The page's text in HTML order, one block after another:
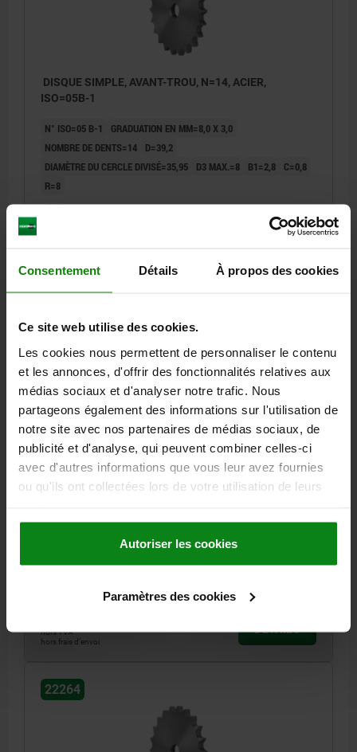
Consentement Détails À propos des cookies
Ce site web utilise des cookies.
Les cookies nous permettent de personnaliser le contenu
et les annonces, d'offrir des fonctionnalités relatives aux
médias sociaux et d'analyser notre trafic. Nous
partageons également des informations sur l'utilisation de
notre site avec nos partenaires de médias sociaux, de
publicité et d'analyse, qui peuvent combiner celles-ci
avec d'autres informations que vous leur avez fournies
ou qu'ils ont collectées lors de votre utilisation de leurs
Autoriser les cookies
Paramètres des cookies
DISQUE SIMPLE, AVANT-TROU, N=14, ACIER,
ISO=05B-1
N° ISO=05 B-1
GRADUATION EN MM=8,0 X 3,0
NOMBRE DE DENTS=14
D=39,2
DIAMÈTRE DU CERCLE DIVISÉ=35,95
D3 MAX.=8 B1=2,8
C=0,8
R=8
Référence:22264-10800030014
hors frais d’envoi
DISQUE SIMPLE, AVANT-TROU, N=15, ACIER,
ISO=05B-1
DIAMÈTRE DU CERCLE DIVISÉ=38,48
D3 MAX.=8
hors TVA
hors frais d’envoi
DÉTAILS
22264